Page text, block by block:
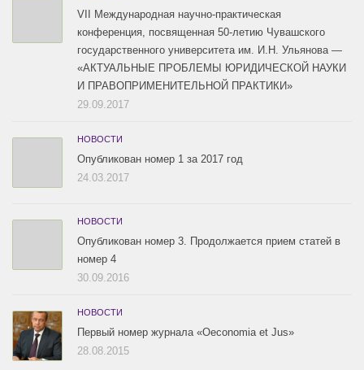
VII Международная научно-практическая
конференция, посвященная 50-летию Чувашского
государственного университета им. И.Н. Ульянова —
«АКТУАЛЬНЫЕ ПРОБЛЕМЫ ЮРИДИЧЕСКОЙ НАУКИ
И ПРАВОПРИМЕНИТЕЛЬНОЙ ПРАКТИКИ»
29.09.2017
НОВОСТИ
Опубликован номер 1 за 2017 год
24.03.2017
НОВОСТИ
Опубликован номер 3. Продолжается прием статей в
номер 4
30.09.2016
НОВОСТИ
Первый номер журнала «Oeconomia et Jus»
28.08.2015